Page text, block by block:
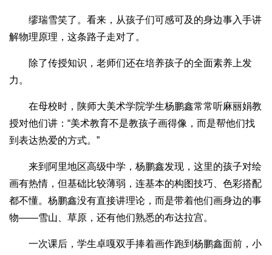
缪瑞雪笑了。看来，从孩子们可感可及的身边事入手讲
解物理原理，这条路子走对了。
除了传授知识，老师们还在培养孩子的全面素养上发
力。
在母校时，陕师大美术学院学生杨鹏鑫常常听麻丽娟教
授对他们讲：“美术教育不是教孩子画得像，而是帮他们找
到表达热爱的方式。”
来到阿里地区高级中学，杨鹏鑫发现，这里的孩子对绘
画有热情，但基础比较薄弱，连基本的构图技巧、色彩搭配
都不懂。杨鹏鑫没有直接讲理论，而是带着他们画身边的事
物——雪山、草原，还有他们熟悉的布达拉宫。
一次课后，学生卓嘎双手捧着画作跑到杨鹏鑫面前，小